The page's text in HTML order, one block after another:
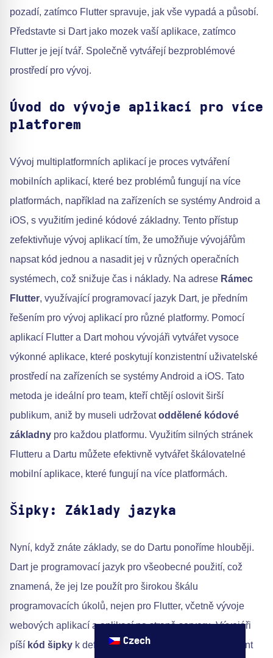
pozadí, zatímco Flutter spravuje, jak vše vypadá a působí.
Představte si Dart jako mozek vaší aplikace, zatímco
Flutter je její tvář. Společně vytvářejí bezproblémové
prostředí pro vývoj.
Úvod do vývoje aplikací pro více
platforem
Vývoj multiplatformních aplikací je proces vytváření
mobilních aplikací, které bez problémů fungují na více
platformách, například na zařízeních se systémy Android a
iOS, s využitím jediné kódové základny. Tento přístup
zefektivňuje vývoj aplikací tím, že umožňuje vývojářům
napsat kód jednou a nasadit jej v různých operačních
systémech, což snižuje čas i náklady. Na adrese Rámec
Flutter, využívající programovací jazyk Dart, je předním
řešením pro vývoj aplikací pro různé platformy. Pomocí
aplikací Flutter a Dart mohou vývojáři vytvářet vysoce
výkonné aplikace, které poskytují konzistentní uživatelské
prostředí na zařízeních se systémy Android a iOS. Tato
metoda je ideální pro team, kteří chtějí oslovit širší
publikum, aniž by museli udržovatoddělené kódové
základny pro každou platformu. Využitím silných stránek
Flutteru a Dartu můžete efektivně vytvářet škálovatelné
mobilní aplikace, které fungují na více platformách.
Šipky: Základy jazyka
Nyní, když znáte základy, se do Dartu ponoříme hlouběji.
Dart je programovací jazyk pro všeobecné použití, což
znamená, že jej lze použít pro širokou škálu
programovacích úkolů, nejen pro Flutter, včetně vývoje
webových aplikací a aplikací na straně serveru. Vývojáři
píší kód šipky k definování logiky aplikace a komponent
Czech